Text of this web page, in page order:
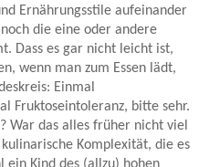
Ernährungsstile aufeinander
die eine oder andere
Dass es gar nicht leicht ist,
wenn man zum Essen lädt,
Einmal
Fruktoseintoleranz, bitte sehr.
War das alles früher nicht viel
Komplexität, die es